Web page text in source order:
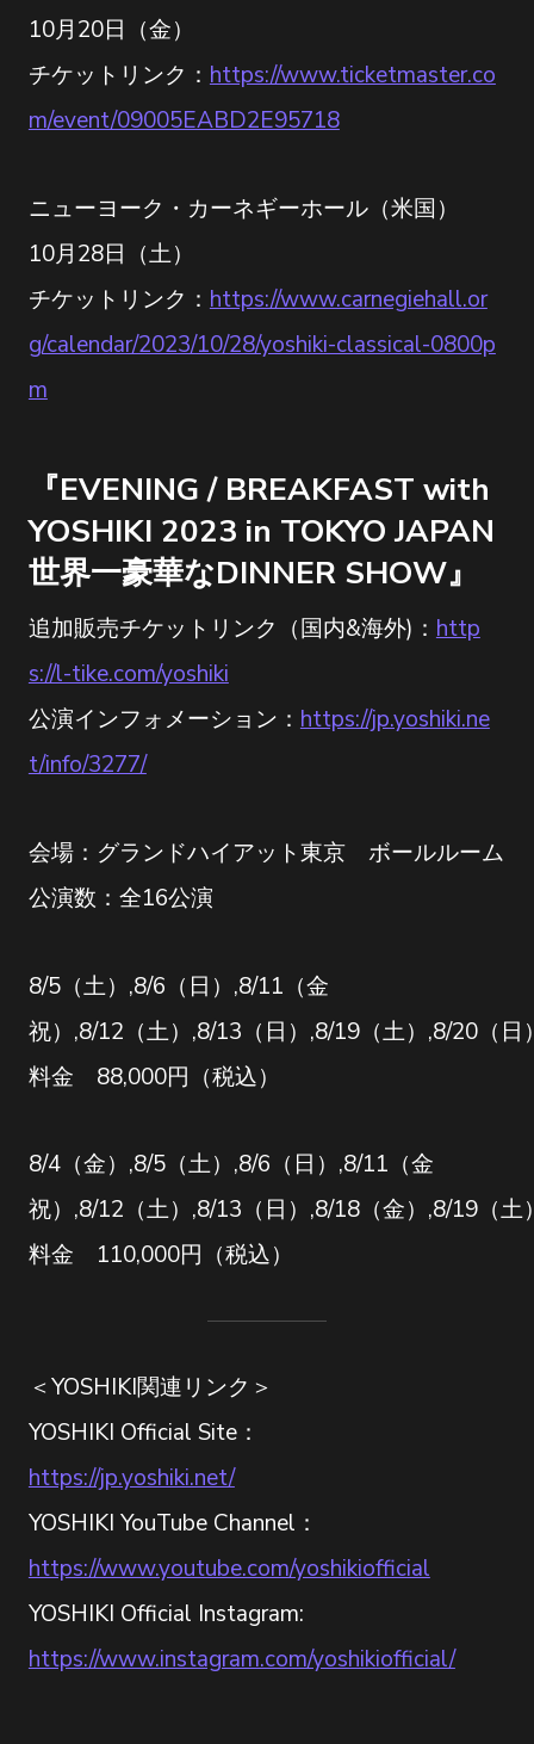
10月20日（金）
チケットリンク： https://www.ticketmaster.co
m/event/09005EABD2E95718
ニューヨーク・カーネギーホール（米国）
10月28日（土）
チケットリンク： https://www.carnegiehall.or
g/calendar/2023/10/28/yoshiki-classical-0800p
m
『EVENING / BREAKFAST with
YOSHIKI 2023 in TOKYO JAPAN
世界一豪華なDINNER SHOW』
追加販売チケットリンク（国内&海外)： http
s://l-tike.com/yoshiki
公演インフォメーション： https://jp.yoshiki.ne
t/info/3277/
会場：グランドハイアット東京 ボールルーム
公演数：全16公演
8/5（土）,8/6（日）,8/11（金
祝）,8/12（土）,8/13（日）,8/19（土）,8/20（日
料金 88,000円（税込）
8/4（金）,8/5（土）,8/6（日）,8/11（金
祝）,8/12（土）,8/13（日）,8/18（金）,8/19（土
料金 110,000円（税込）
＜YOSHIKI関連リンク＞
YOSHIKI Official Site：
https://jp.yoshiki.net/
YOSHIKI YouTube Channel：
https://www.youtube.com/yoshikiofficial
YOSHIKI Official Instagram:
https://www.instagram.com/yoshikiofficial/